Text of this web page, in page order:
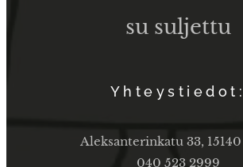
su suljettu
Yhteystiedot:
Aleksanterinkatu 33,
040 523 2999